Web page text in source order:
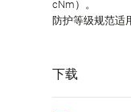
cNm）。
防护等级规范适
下载